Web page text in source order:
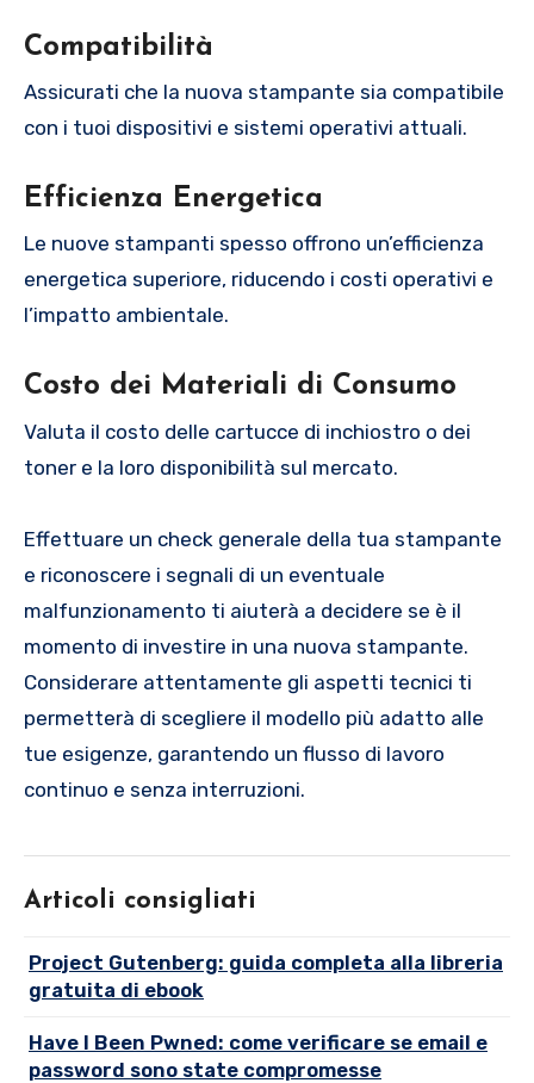
Compatibilità
Assicurati che la nuova stampante sia compatibile
con i tuoi dispositivi e sistemi operativi attuali.
Efficienza Energetica
Le nuove stampanti spesso offrono un’efficienza
energetica superiore, riducendo i costi operativi e
l’impatto ambientale.
Costo dei Materiali di Consumo
Valuta il costo delle cartucce di inchiostro o dei
toner e la loro disponibilità sul mercato.
Effettuare un check generale della tua stampante
e riconoscere i segnali di un eventuale
malfunzionamento ti aiuterà a decidere se è il
momento di investire in una nuova stampante.
Considerare attentamente gli aspetti tecnici ti
permetterà di scegliere il modello più adatto alle
tue esigenze, garantendo un flusso di lavoro
continuo e senza interruzioni.
Articoli consigliati
Project Gutenberg: guida completa alla libreria
gratuita di ebook
Have I Been Pwned: come verificare se email e
password sono state compromesse